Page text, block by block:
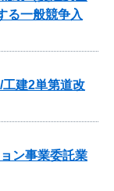
る一般競争入
建2単第道改
ン事業委託業